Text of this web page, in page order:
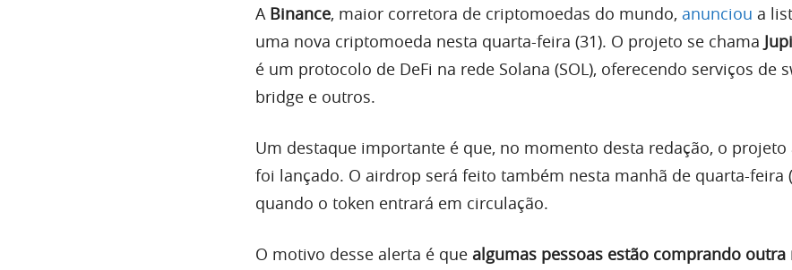
A Binance, maior corretora de criptomoedas do mundo, anunciou a
uma nova criptomoeda nesta quarta-feira (31). O projeto se chama
é um protocolo de DeFi na rede Solana (SOL), oferecendo serviços de
bridge e outros.
Um destaque importante é que, no momento desta redação, o projeto
foi lançado. O airdrop será feito também nesta manhã de quarta-feira
quando o token entrará em circulação.
O motivo desse alerta é que algumas pessoas estão comprando outra